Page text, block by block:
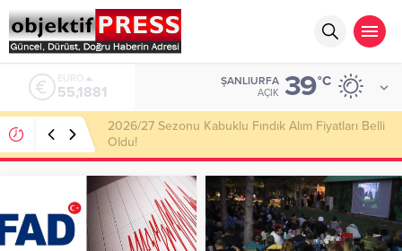
ALTIN
6.660,55
ŞANLIURFA
AÇIK 39°C
Haliliye Belediyesi Her Gün 4 Bin 898 Kişiye Sıcak
Yemek Ulaştırıyor!